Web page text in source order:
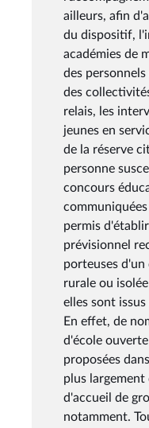
ailleurs, afin
du dispositif,
académies de
des
des
relais, les
jeunes en
de la réserve
personne
concours
permis
prévisionnel
porteuses
rurale ou
elles sont
En effet, de
d'école
proposées
plus
d'accueil de
notamment.